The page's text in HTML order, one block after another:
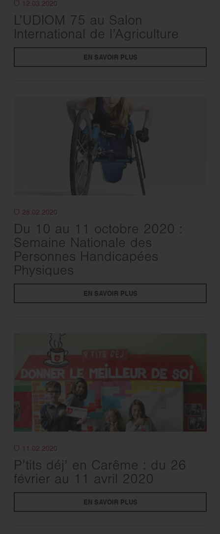
12.03.2020
L’UDIOM 75 au Salon
International de l’Agriculture
EN SAVOIR PLUS
28.02.2020
Du 10 au 11 octobre 2020 :
Semaine Nationale des
Personnes Handicapées
Physiques
EN SAVOIR PLUS
11.02.2020
P’tits déj’ en Carême : du 26
février au 11 avril 2020
EN SAVOIR PLUS